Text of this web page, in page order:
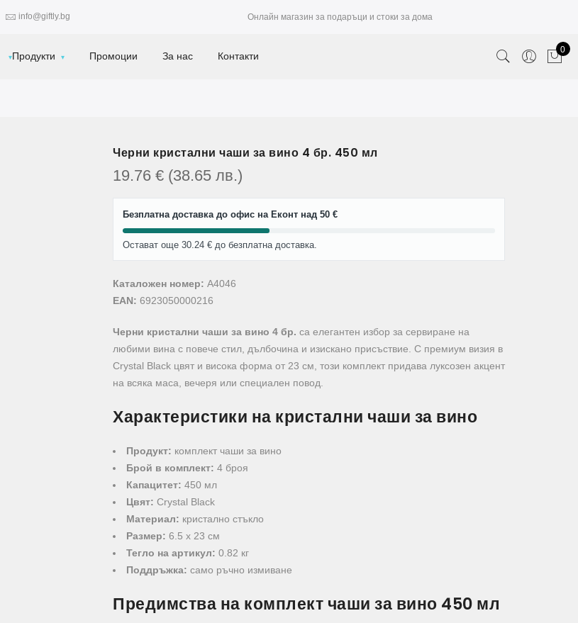
info@giftly.bg Онлайн магазин за подаръци и стоки за дома
Продукти Промоции За нас Контакти 0
Черни кристални чаши за вино 4 бр. 450 мл
19.76 € (38.65 лв.)
Безплатна доставка до офис на Еконт над 50 €
Остават още 30.24 € до безплатна доставка.
Каталожен номер: A4046
EAN: 6923050000216
Черни кристални чаши за вино 4 бр. са елегантен избор за сервиране на
любими вина с повече стил, дълбочина и изискано присъствие. С премиум визия в
Crystal Black цвят и висока форма от 23 см, този комплект придава луксозен акцент
на всяка маса, вечеря или специален повод.
Характеристики на кристални чаши за вино
Продукт: комплект чаши за вино
Брой в комплект: 4 броя
Капацитет: 450 мл
Цвят: Crystal Black
Материал: кристално стъкло
Размер: 6.5 x 23 см
Тегло на артикул: 0.82 кг
Поддръжка: само ръчно измиване
Предимства на комплект чаши за вино 450 мл